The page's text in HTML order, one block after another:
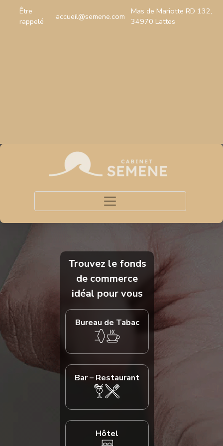
Être
rappelé
accueil@semene.com
Mas de Mariotte RD 132,
34970 Lattes
Toggle navigation
Trouvez le fonds
de commerce
idéal pour vous
Bureau de Tabac
Bar – Restaurant
Hôtel